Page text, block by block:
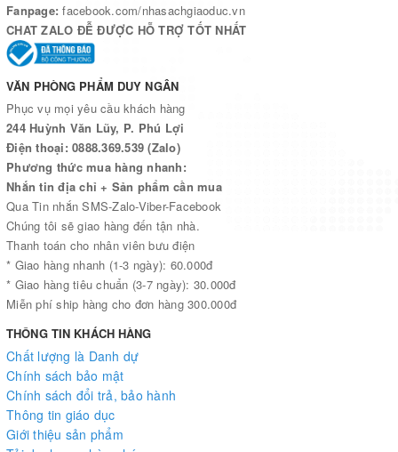
Fanpage:facebook.com/nhasachgiaoduc.vn
CHAT ZALO ĐỄ ĐƯỢC HỖ TRỢ TỐT NHẤT
VĂN PHÒNG PHẨM DUY NGÂN
Phục vụ mọi yêu cầu khách hàng
244 Huỳnh Văn Lũy, P. Phú Lợi
Điện thoại: 0888.369.539 (Zalo)
Phương thức mua hàng nhanh:
Nhắn tin địa chỉ + Sản phẩm cần mua
Qua Tin nhắn SMS-Zalo-Viber-Facebook
Chúng tôi sẽ giao hàng đến tận nhà.
Thanh toán cho nhân viên bưu điện
* Giao hàng nhanh (1-3 ngày): 60.000đ
* Giao hàng tiêu chuẩn (3-7 ngày): 30.000đ
Miễn phí ship hàng cho đơn hàng 300.000đ
THÔNG TIN KHÁCH HÀNG
Chất lượng là Danh dự
Chính sách bảo mật
Chính sách đổi trả, bảo hành
Thông tin giáo dục
Giới thiệu sản phẩm